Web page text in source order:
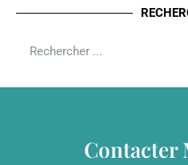
Contacter